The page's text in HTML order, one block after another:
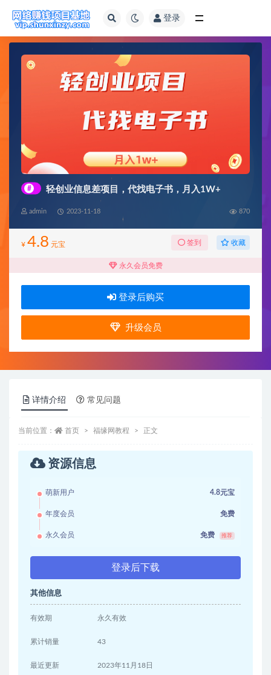
登录
# 轻创业信息差项目，代找电子书，月入1W+
admin 2023-11-18 870
¥ 4.8 元宝 签到 收藏
永久会员免费
登录后购买
升级会员
详情介绍 常见问题
当前位置： 首页 福缘网教程 正文
资源信息
萌新用户 4.8元宝
年度会员 免费
永久会员 免费 推荐
登录后下载
其他信息
有效期 永久有效
累计销量 43
最近更新 2023年11月18日